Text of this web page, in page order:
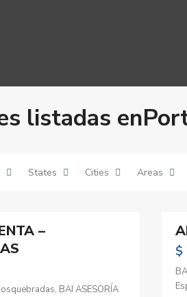
listadas
States Cities Areas
–
BAI ASESORÍA
$